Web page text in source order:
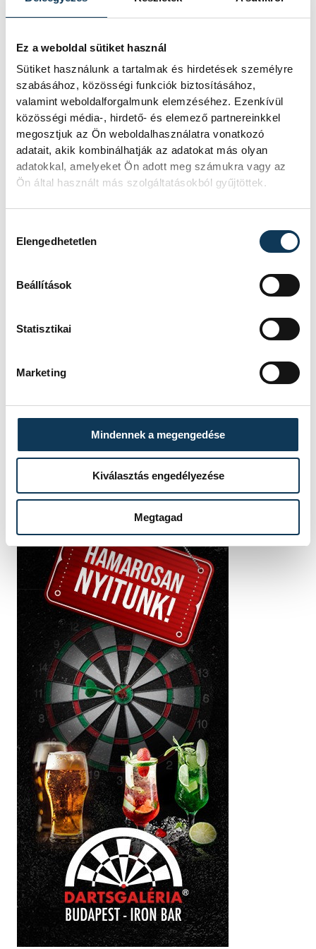
Ez a weboldal sütiket használ
Sütiket használunk a tartalmak és hirdetések személyre
szabásához, közösségi funkciók biztosításához,
valamint weboldalforgalmunk elemzéséhez. Ezenkívül
közösségi média-, hirdető- és elemező partnereinkkel
megosztjuk az Ön weboldalhasználatra vonatkozó
adatait, akik kombinálhatják az adatokat más olyan
adatokkal, amelyeket Ön adott meg számukra vagy az
Ön által használt más szolgáltatásokból gyűjtöttek.
Elengedhetetlen
Beállítások
Statisztikai
Marketing
Mindennek a megengedése
Kiválasztás engedélyezése
Megtagad
EREDMÉNY
3-0
SOROZAT NŐI RÖPLABDA NB I LIGA,
DÖNTŐ, 2025/26
HAZAI
BVSC-ZUGLÓ
VENDÉG
VEHIR-VESC
IDŐPONT
2026. MÁJUS 2. 19:00
HELYSZÍN
BUDAPEST, SZŐNYI ÚT 2.
EREDMÉNY
3-0
RÉSZLETEK
HAZAI
HELYSZÍN
EREDMÉNY
3-2